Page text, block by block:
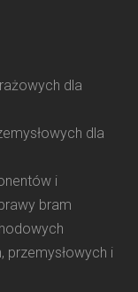
dla
dla
i
bram
przemysłowych i